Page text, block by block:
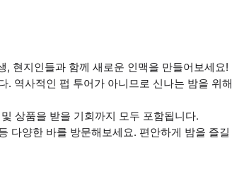
현지인들과 함께 새로운 인맥을 만들어보세요!
역사적인 펍 투어가 아니므로 신나는 밤을 위해
상품을 받을 기회까지 모두 포함됩니다.
양한 바를 방문해보세요. 편안하게 밤을 즐길